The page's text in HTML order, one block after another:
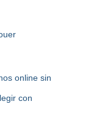
online sin
con